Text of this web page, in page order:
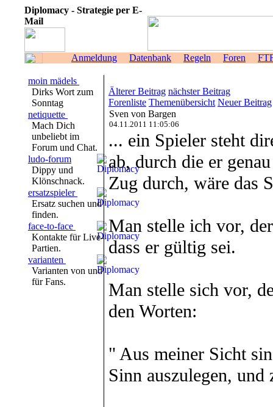
Diplomacy - Strategie per E-
Mail
Anmeldung Datenbank Regeln Foren
moin mädels
Dirks Wort zum
Sonntag
netiquette
Mach Dich
unbeliebt im
Forum und Chat.
ludo-forum
Dippy und
Klönschnack.
ersatzspieler
Ersatz suchen und
finden.
face-to-face
Kontakte für Live-
Partien.
varianten
Varianten von und
für Fans.
Älterer Beitrag nächster Beitrag
Forenliste Themenübersicht Neuer Beitrag
Sven von Bargen
04.11.2011 11:05:06
... ein Spieler steht
ab, durch die er
Zug durch, wäre das
Man stelle ich vor,
dass er gültig sei.
Man stelle sich vor,
den Worten:
" Aus meiner Sicht
Sinn auszulegen,